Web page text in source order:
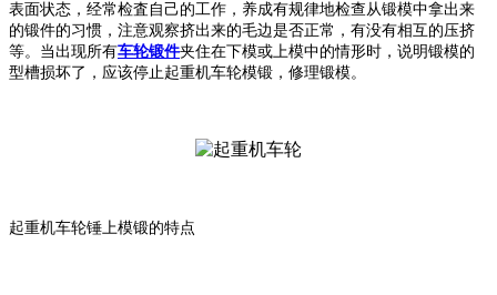
表面状态，经常检査自己的工作，养成有规律地检查从锻模中拿出来
的锻件的习惯，注意观察挤出来的毛边是否正常，有没有相互的压挤
等。当出现所有车轮锻件夹住在下模或上模中的情形时，说明锻模的
型槽损坏了，应该停止起重机车轮模锻，修理锻模。
起重机车轮锤上模锻的特点